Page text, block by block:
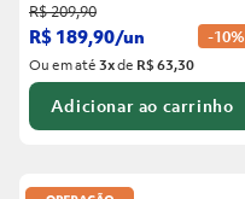
R$209,90
R$ 189,90/un -10%
Ou em até3xde R$ 63,30
Adicionar ao carrinho